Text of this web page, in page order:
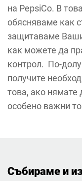
на PepsiCo. В
обясняваме как
защитаваме
как можете да
контрол. По-
получите
това, ако нямате
особено важни
Събираме и